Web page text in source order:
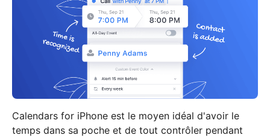
Calendars for iPhone est le moyen idéal d'avoir le
temps dans sa poche et de tout contrôler pendant